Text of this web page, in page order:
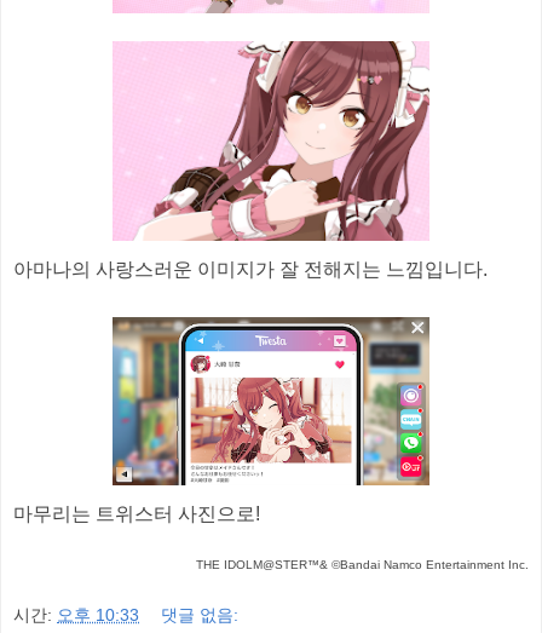
아마나의 사랑스러운 이미지가 잘 전해지는 느낌입니다.
마무리는 트위스터 사진으로!
THE IDOLM@STER™& ©Bandai Namco Entertainment Inc.
시간: 오후 10:33 댓글 없음: